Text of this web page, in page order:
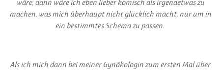
wäre, dann wäre ich eben lieber komisch als irgendetwas zu
machen, was mich überhaupt nicht glücklich macht, nur um in
ein bestimmtes Schema zu passen.
Als ich mich dann bei meiner Gynäkologin zum ersten Mal über